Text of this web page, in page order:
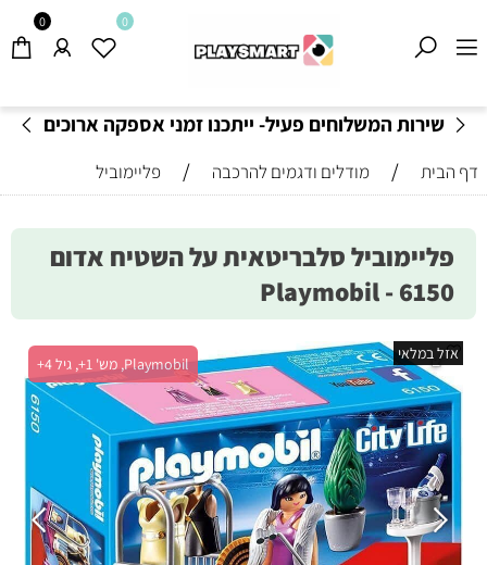
שירות המשלוחים פעיל- ייתכנו זמני אספקה ארוכים
0 0
דף הבית / מודלים ודגמים להרכבה / פליימוביל
פליימוביל סלבריטאית על השטיח אדום
6150 - Playmobil
Playmobil, מש' 1+, גיל 4+
אזל במלאי